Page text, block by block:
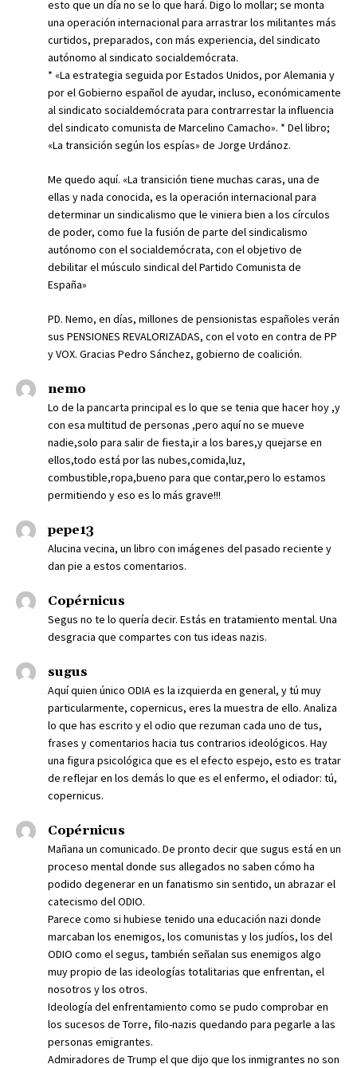
esto que un día no se lo que hará. Digo lo mollar; se monta
una operación internacional para arrastrar los militantes más
curtidos, preparados, con más experiencia, del sindicato
autónomo al sindicato socialdemócrata.
* «La estrategia seguida por Estados Unidos, por Alemania y
por el Gobierno español de ayudar, incluso, económicamente
al sindicato socialdemócrata para contrarrestar la influencia
del sindicato comunista de Marcelino Camacho». * Del libro;
«La transición según los espías» de Jorge Urdánoz.
Me quedo aquí. «La transición tiene muchas caras, una de
ellas y nada conocida, es la operación internacional para
determinar un sindicalismo que le viniera bien a los círculos
de poder, como fue la fusión de parte del sindicalismo
autónomo con el socialdemócrata, con el objetivo de
debilitar el músculo sindical del Partido Comunista de
España»
PD. Nemo, en días, millones de pensionistas españoles verán
sus PENSIONES REVALORIZADAS, con el voto en contra de PP
y VOX. Gracias Pedro Sánchez, gobierno de coalición.
nemo
Lo de la pancarta principal es lo que se tenia que hacer hoy ,y
con esa multitud de personas ,pero aquí no se mueve
nadie,solo para salir de fiesta,ir a los bares,y quejarse en
ellos,todo está por las nubes,comida,luz,
combustible,ropa,bueno para que contar,pero lo estamos
permitiendo y eso es lo más grave!!!
pepe13
Alucina vecina, un libro con imágenes del pasado reciente y
dan pie a estos comentarios.
Copérnicus
Segus no te lo quería decir. Estás en tratamiento mental. Una
desgracia que compartes con tus ideas nazis.
sugus
Aquí quien único ODIA es la izquierda en general, y tú muy
particularmente, copernicus, eres la muestra de ello. Analiza
lo que has escrito y el odio que rezuman cada uno de tus,
frases y comentarios hacia tus contrarios ideológicos. Hay
una figura psicológica que es el efecto espejo, esto es tratar
de reflejar en los demás lo que es el enfermo, el odiador: tú,
copernicus.
Copérnicus
Mañana un comunicado. De pronto decir que sugus está en un
proceso mental donde sus allegados no saben cómo ha
podido degenerar en un fanatismo sin sentido, un abrazar el
catecismo del ODIO.
Parece como si hubiese tenido una educación nazi donde
marcaban los enemigos, los comunistas y los judíos, los del
ODIO como el segus, también señalan sus enemigos algo
muy propio de las ideologías totalitarias que enfrentan, el
nosotros y los otros.
Ideología del enfrentamiento como se pudo comprobar en
los sucesos de Torre, filo-nazis quedando para pegarle a las
personas emigrantes.
Admiradores de Trump el que dijo que los inmigrantes no son